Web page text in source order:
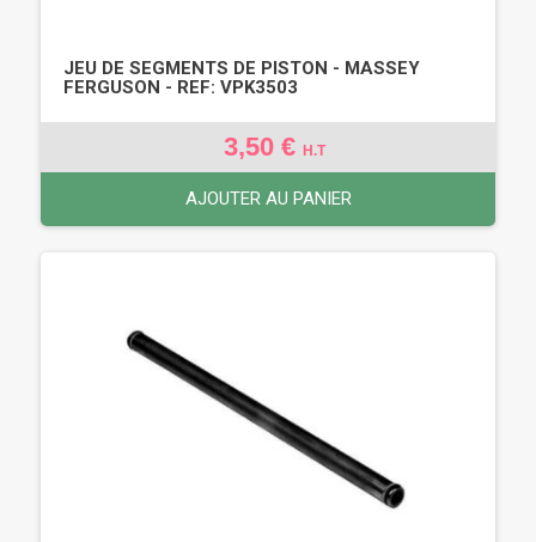
JEU DE SEGMENTS DE PISTON - MASSEY
FERGUSON - REF: VPK3503
3,50 € H.T
AJOUTER AU PANIER